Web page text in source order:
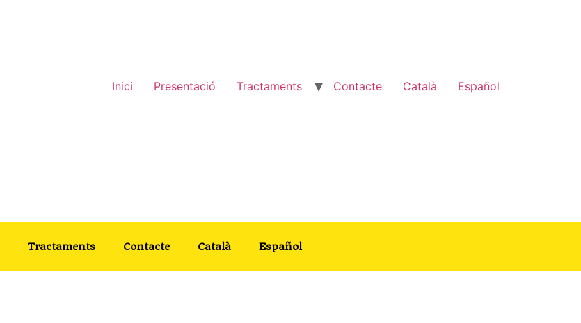
Inici Presentació Tractaments Contacte Català Español
Tractaments Contacte Català Español